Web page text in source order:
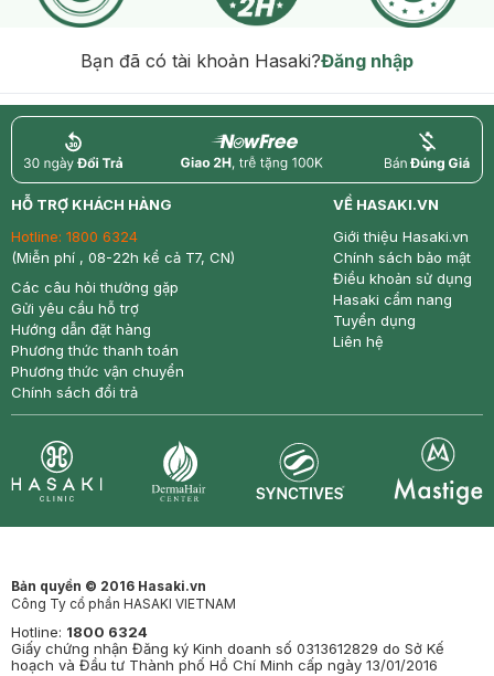
Bạn đã có tài khoản Hasaki?Đăng nhập
return nowfree price
HỖ TRỢ KHÁCH HÀNG
Hotline: 1800 6324
(Miễn phí , 08-22h kể cả T7, CN)
Các câu hỏi thường gặp
Gửi yêu cầu hỗ trợ
Hướng dẫn đặt hàng
Phương thức thanh toán
Phương thức vận chuyển
Chính sách đổi trả
VỀ HASAKI.VN
Giới thiệu Hasaki.vn
Chính sách bảo mật
Điều khoản sử dụng
Hasaki cẩm nang
Tuyển dụng
Liên hệ
Bản quyền © 2016 Hasaki.vn
Công Ty cổ phần HASAKI VIETNAM
Hotline: 1800 6324
Giấy chứng nhận Đăng ký Kinh doanh số 0313612829 do Sở Kế
hoạch và Đầu tư Thành phố Hồ Chí Minh cấp ngày 13/01/2016